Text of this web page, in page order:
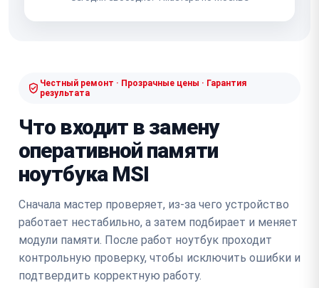
Честный ремонт · Прозрачные цены · Гарантия
результата
Что входит в замену
оперативной памяти
ноутбука MSI
Сначала мастер проверяет, из-за чего устройство
работает нестабильно, а затем подбирает и меняет
модули памяти. После работ ноутбук проходит
контрольную проверку, чтобы исключить ошибки и
подтвердить корректную работу.